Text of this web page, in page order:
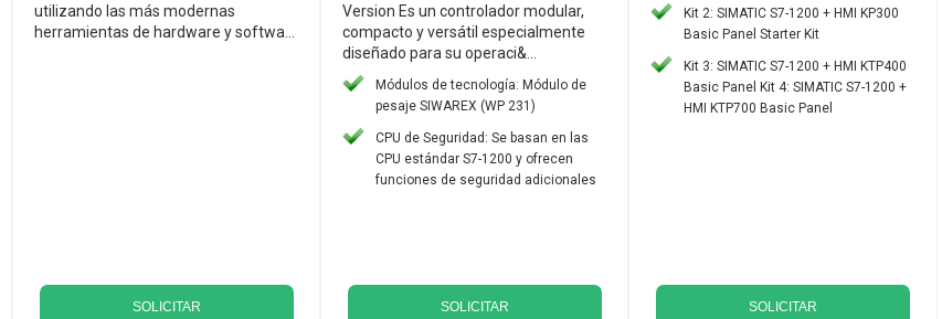
utilizando las más modernas
herramientas de hardware y softwa...
SOLICITAR
Version Es un controlador modular,
compacto y versátil especialmente
diseñado para su operaci&...
Módulos de tecnología: Módulo de
pesaje SIWAREX (WP 231)
CPU de Seguridad: Se basan en las
CPU estándar S7-1200 y ofrecen
funciones de seguridad adicionales
SOLICITAR
Kit 2: SIMATIC S7-1200 + HMI KP300
Basic Panel Starter Kit
Kit 3: SIMATIC S7-1200 + HMI KTP400
Basic Panel Kit 4: SIMATIC S7-1200 +
HMI KTP700 Basic Panel
SOLICITAR